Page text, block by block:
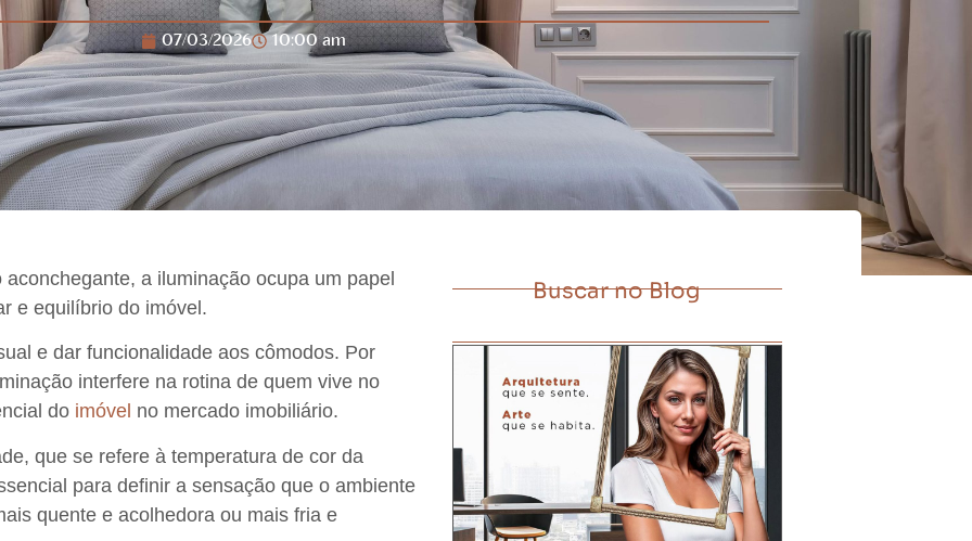
07/03/2026 10:00 am
aconchegante, a iluminação ocupa um papel
e equilíbrio do imóvel .
e dar funcionalidade aos cômodos. Por
interfere na rotina de quem vive no
do imóvel no mercado imobiliário.
, que se refere à temperatura de cor da
para definir a sensação que o ambiente
quente e acolhedora ou mais fria e
Buscar no Blog